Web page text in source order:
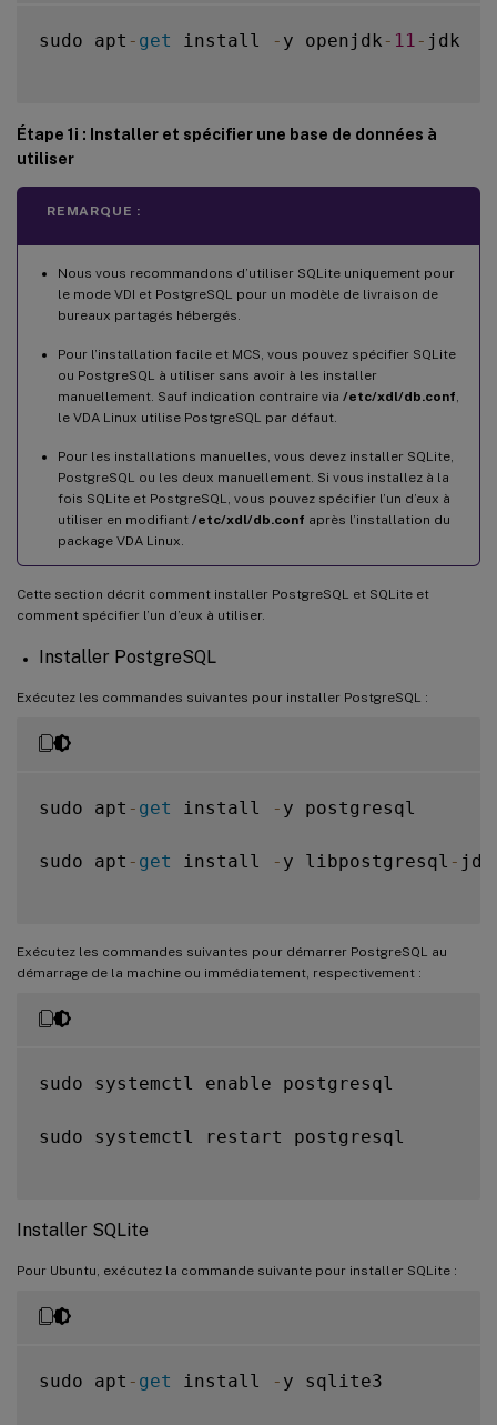
sudo apt - get install - y openjdk - 11 - jdk
Étape 1i : Installer et spécifier une base de données à
utiliser
REMARQUE :
Nous vous recommandons d’utiliser SQLite uniquement pour
le mode VDI et PostgreSQL pour un modèle de livraison de
bureaux partagés hébergés.
Pour l’installation facile et MCS, vous pouvez spécifier SQLite
ou PostgreSQL à utiliser sans avoir à les installer
manuellement. Sauf indication contraire via /etc/xdl/db.conf
le VDA Linux utilise PostgreSQL par défaut.
Pour les installations manuelles, vous devez installer SQLite,
PostgreSQL ou les deux manuellement. Si vous installez à la
fois SQLite et PostgreSQL, vous pouvez spécifier l’un d’eux à
utiliser en modifiant /etc/xdl/db.conf après l’installation du
package VDA Linux.
Cette section décrit comment installer PostgreSQL et SQLite et
comment spécifier l’un d’eux à utiliser.
Installer PostgreSQL
Exécutez les commandes suivantes pour installer PostgreSQL :
sudo apt - get install - y postgresql
sudo apt - get install - y libpostgresql -
Exécutez les commandes suivantes pour démarrer PostgreSQL au
démarrage de la machine ou immédiatement, respectivement :
sudo systemctl enable postgresql
sudo systemctl restart postgresql
Installer SQLite
Pour Ubuntu, exécutez la commande suivante pour installer SQLite :
sudo apt - get install - y sqlite3